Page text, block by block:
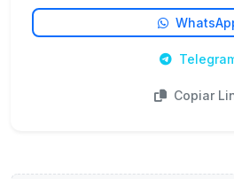
Copiar